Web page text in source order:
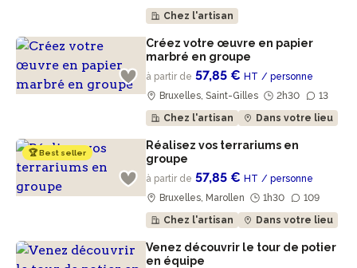
Chez l'artisan
Créez votre œuvre en papier
marbré en groupe
à partir de 57,85 €HT / personne
Bruxelles, Saint-Gilles
2h30
13
Chez l'artisan
Dans votre lieu
🏆 Best seller
Réalisez vos terrariums en
groupe
à partir de 57,85 €HT / personne
Bruxelles, Marollen
1h30
109
Chez l'artisan
Dans votre lieu
Venez découvrir le tour de potier
en équipe